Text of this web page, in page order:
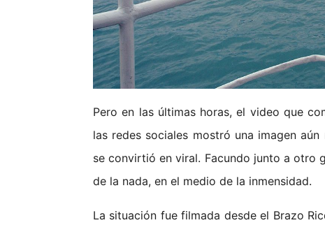
Pero en las últimas horas, el video que
las redes sociales mostró una imagen
se convirtió en viral. Facundo junto a otro
de la nada, en el medio de la inmensidad.
La situación fue filmada desde el Brazo